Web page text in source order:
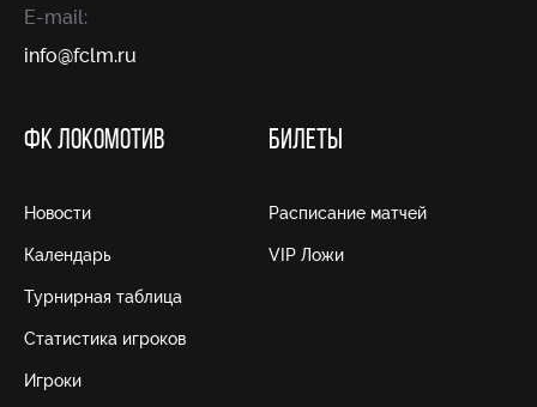
E-mail:
info@fсlm.ru
ФК ЛОКОМОТИВ
Новости
Календарь
Турнирная таблица
Статистика игроков
Игроки
БИЛЕТЫ
Расписание матчей
VIP Ложи